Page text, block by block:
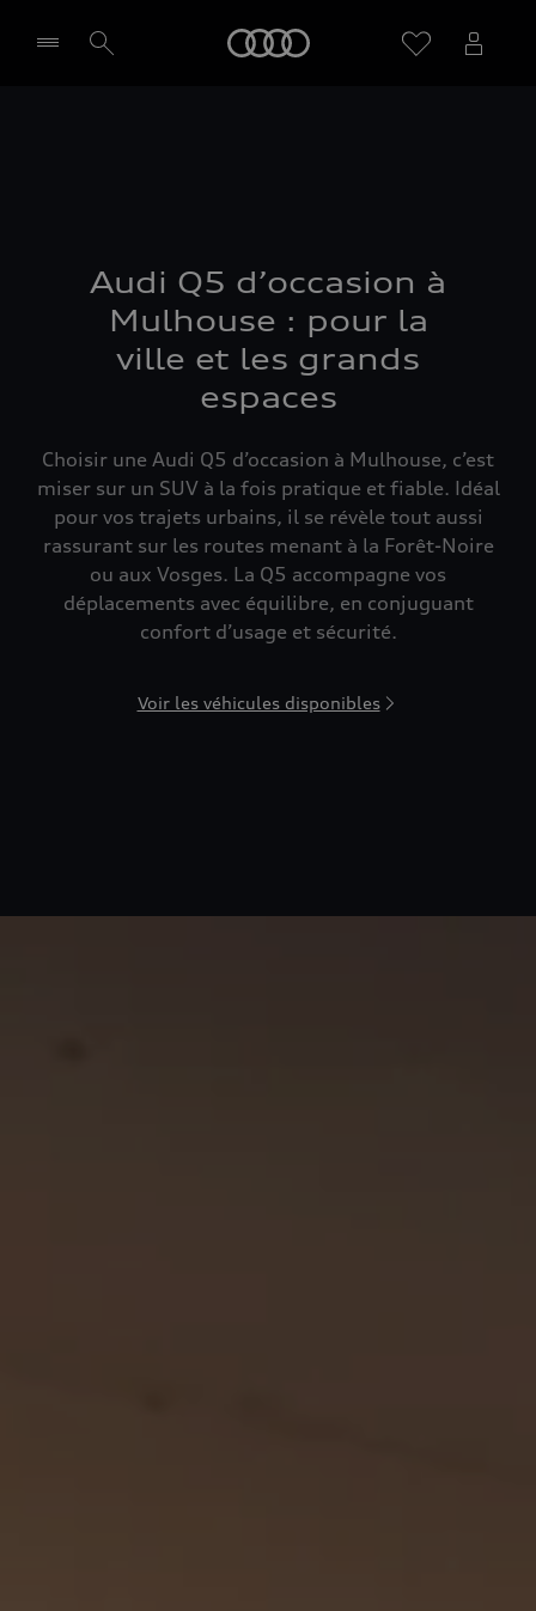
Audi Q5 d’occasion à
Mulhouse : pour la
ville et les grands
espaces
Choisir une Audi Q5 d’occasion à Mulhouse, c’est
miser sur un SUV à la fois pratique et fiable. Idéal
pour vos trajets urbains, il se révèle tout aussi
rassurant sur les routes menant à la Forêt-Noire
ou aux Vosges. La Q5 accompagne vos
déplacements avec équilibre, en conjuguant
confort d’usage et sécurité.
Voir les véhicules disponibles